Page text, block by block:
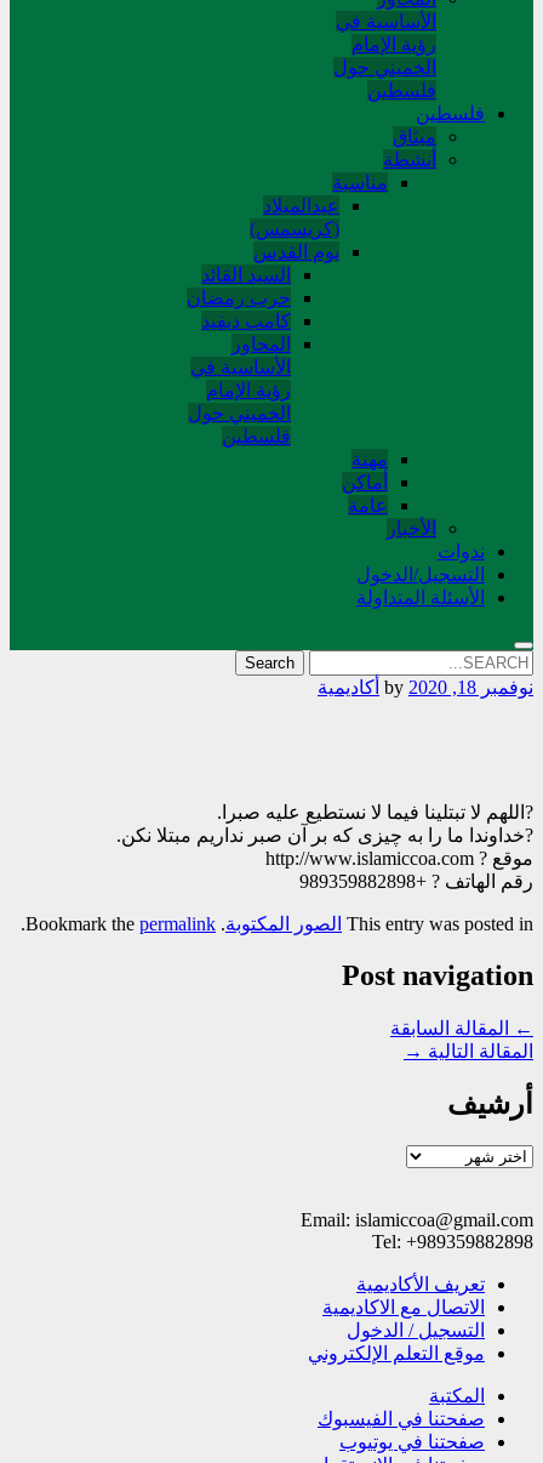
الأساسیة في
رؤیة الإمام
الخمیني حول
فلسطین
فلسطین
میثاق
أنشطة
مناسبة
عیدالمیلاد
(کریسمس)
یوم القدس
السید القائد
حرب رمضان
کامب دیفید
المحاور
الأساسية في
رؤية الإمام
الخميني حول
فلسطین
مهنة
أماکن
عامة
الأخبار
ندوات
التسجیل/الدخول
الأسئلة المتداولة
Search
for:
نوفمبر 18, 2020 أکادیمیة
?اللهم لا تبتلینا فیما لا نستطیع علیه صبرا.
?خداوندا ما را به چیزی که بر آن صبر نداریم مبتلا نکن.
موقع ? http://www.islamiccoa.com
رقم الهاتف ? +989359882898
This entry was posted in الصور المکتوبة. Bookmark the
permalink
.
Post navigation
←
المقالة السابقة
المقالة التالية →
أرشيف
أرشيف
Email: islamiccoa@gmail.com
Tel: +989359882898
تعریف الأکادیمیة
الاتصال مع الاکادیمیة
التسجیل / الدخول
موقع التعلم الإلکتروني
المکتبة
صفحتنا في الفيسبوك
صفحتنا في یوتیوب